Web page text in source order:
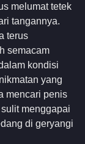
melumat tetek
tangannya.
terus
semacam
kondisi
yang
mencari penis
menggapai
di geryangi